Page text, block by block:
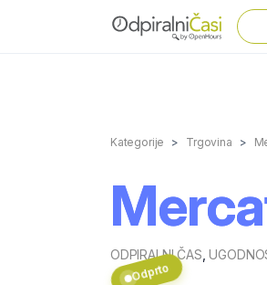
Kategorije Trgovina
ODPIRALNI ČAS ,
Odprto